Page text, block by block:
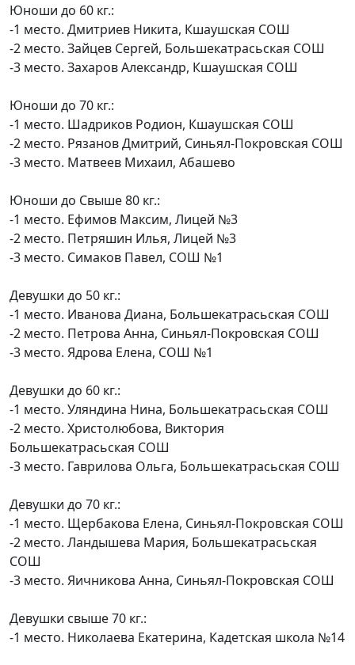
Юноши до 60 кг.:
-1 место. Дмитриев Никита, Кшаушская СОШ
-2 место. Зайцев Сергей, Большекатрасьская СОШ
-3 место. Захаров Александр, Кшаушская СОШ
Юноши до 70 кг.:
-1 место. Шадриков Родион, Кшаушская СОШ
-2 место. Рязанов Дмитрий, Синьял-Покровская СОШ
-3 место. Матвеев Михаил, Абашево
Юноши до Свыше 80 кг.:
-1 место. Ефимов Максим, Лицей №3
-2 место. Петряшин Илья, Лицей №3
-3 место. Симаков Павел, СОШ №1
Девушки до 50 кг.:
-1 место. Иванова Диана, Большекатрасьская СОШ
-2 место. Петрова Анна, Синьял-Покровская СОШ
-3 место. Ядрова Елена, СОШ №1
Девушки до 60 кг.:
-1 место. Уляндина Нина, Большекатрасьская СОШ
-2 место. Христолюбова, Виктория
Большекатрасьская СОШ
-3 место. Гаврилова Ольга, Большекатрасьская СОШ
Девушки до 70 кг.:
-1 место. Щербакова Елена, Синьял-Покровская СОШ
-2 место. Ландышева Мария, Большекатрасьская
СОШ
-3 место. Яичникова Анна, Синьял-Покровская СОШ
Девушки свыше 70 кг.:
-1 место. Николаева Екатерина, Кадетская школа №14